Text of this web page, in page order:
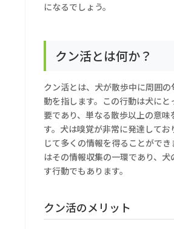
になるでしょう。
クン活とは何か？
クン活とは、犬が散歩中に周囲
動を指します。この行動は犬にと
要であり、単なる散歩以上の意味
す。犬は嗅覚が非常に発達してお
じて多くの情報を得ることがで
はその情報収集の一環であり、犬
す行動でもあります。
クン活のメリット